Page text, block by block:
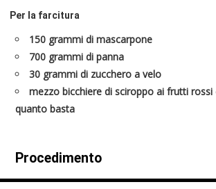
Per la farcitura
150 grammi di mascarpone
700 grammi di panna
30 grammi di zucchero a velo
mezzo bicchiere di sciroppo ai frutti
quanto basta
Procedimento